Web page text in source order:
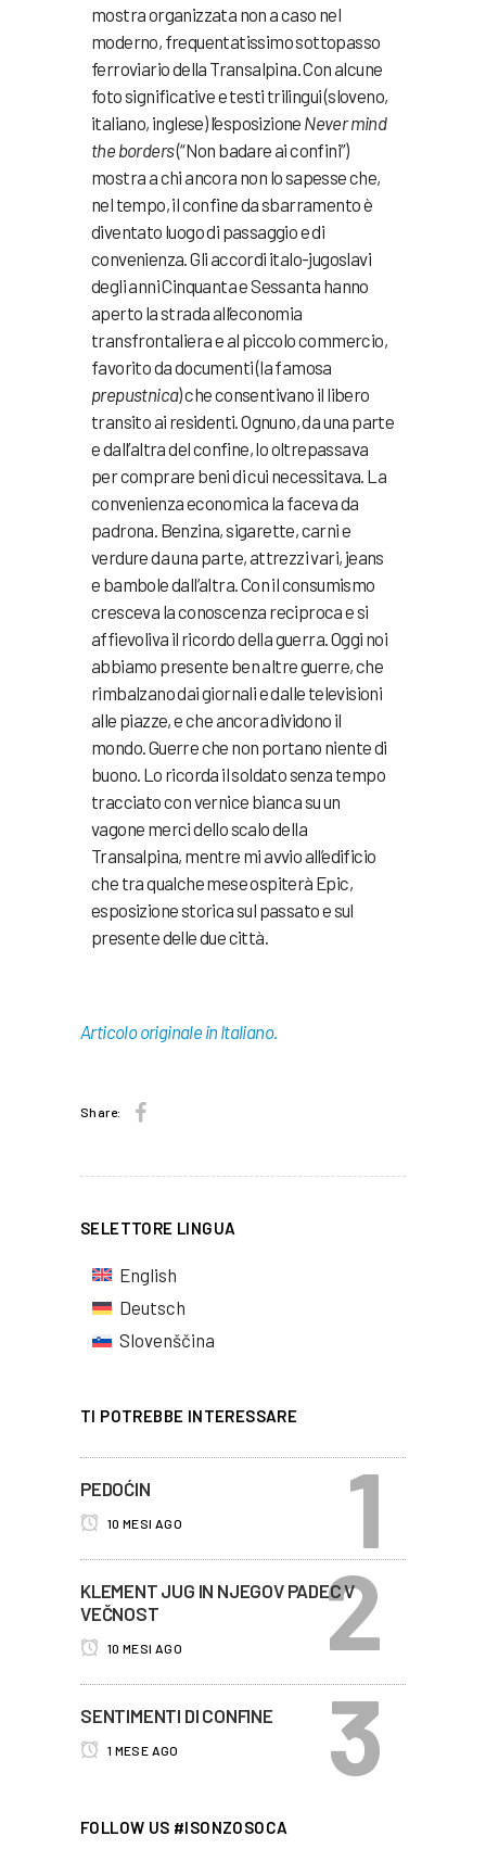
mostra organizzata non a caso nel
moderno, frequentatissimo sottopasso
ferroviario della Transalpina. Con alcune
foto significative e testi trilingui (sloveno,
italiano, inglese) l’esposizione Never mind
the borders(“Non badare ai confini”)
mostra a chi ancora non lo sapesse che,
nel tempo, il confine da sbarramento è
diventato luogo di passaggio e di
convenienza. Gli accordi italo-jugoslavi
degli anni Cinquanta e Sessanta hanno
aperto la strada all’economia
transfrontaliera e al piccolo commercio,
favorito da documenti (la famosa
prepustnica) che consentivano il libero
transito ai residenti. Ognuno, da una parte
e dall’altra del confine, lo oltrepassava
per comprare beni di cui necessitava. La
convenienza economica la faceva da
padrona. Benzina, sigarette, carni e
verdure da una parte, attrezzi vari, jeans
e bambole dall’altra. Con il consumismo
cresceva la conoscenza reciproca e si
affievoliva il ricordo della guerra. Oggi noi
abbiamo presente ben altre guerre, che
rimbalzano dai giornali e dalle televisioni
alle piazze, e che ancora dividono il
mondo. Guerre che non portano niente di
buono. Lo ricorda il soldato senza tempo
tracciato con vernice bianca su un
vagone merci dello scalo della
Transalpina, mentre mi avvio all’edificio
che tra qualche mese ospiterà Epic,
esposizione storica sul passato e sul
presente delle due città.
Articolo originale in Italiano.
Share:
SELETTORE LINGUA
English
Deutsch
Slovenščina
TI POTREBBE INTERESSARE
PEDOĆIN
10 MESI AGO
KLEMENT JUG IN NJEGOV PADEC V
VEČNOST
10 MESI AGO
SENTIMENTI DI CONFINE
1 MESE AGO
FOLLOW US #ISONZOSOCA